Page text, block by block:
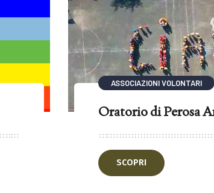
ASSOCIAZIONI VOLONTARI
Oratorio di Perosa
SCOPRI